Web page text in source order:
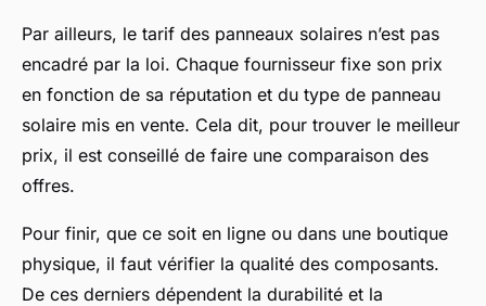
Par ailleurs, le tarif des panneaux solaires n’est pas
encadré par la loi. Chaque fournisseur fixe son prix
en fonction de sa réputation et du type de panneau
solaire mis en vente. Cela dit, pour trouver le meilleur
prix, il est conseillé de faire une comparaison des
offres.
Pour finir, que ce soit en ligne ou dans une boutique
physique, il faut vérifier la qualité des composants.
De ces derniers dépendent la durabilité et la